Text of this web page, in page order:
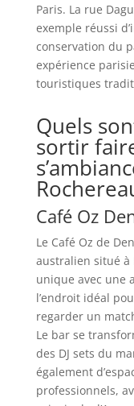
Paris. La rue
exemple réussi
conservation du
expérience
touristiques
Quels
sortir
Café Oz
Le Café Oz de
australien situé à
unique avec une
l’endroit idéal
regarder un
Le bar se
des DJ sets du
également
professionnels,